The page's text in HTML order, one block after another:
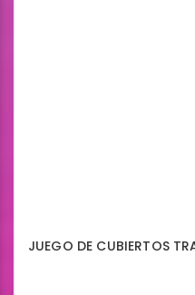
JUEGO DE CUBIERTOS